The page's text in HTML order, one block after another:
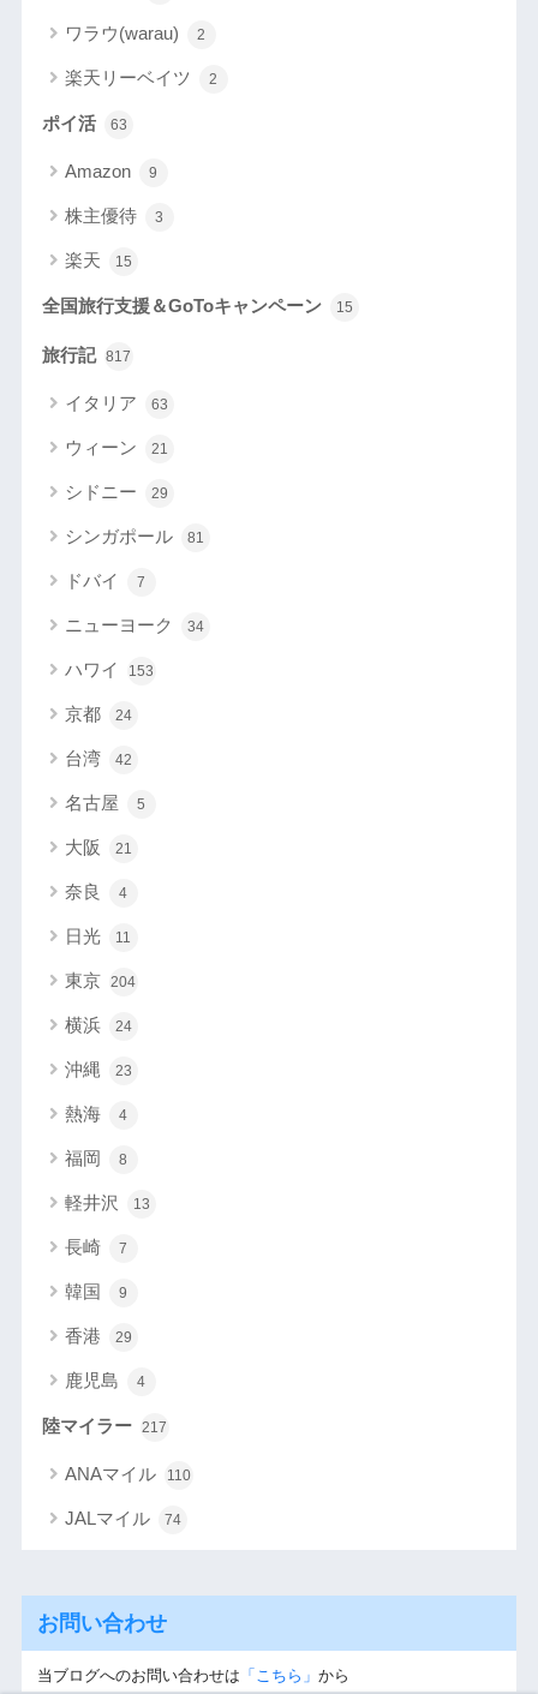
ワラウ(warau) 2
楽天リーベイツ 2
ポイ活 63
Amazon 9
株主優待 3
楽天 15
全国旅行支援＆GoToキャンペーン 15
旅行記 817
イタリア 63
ウィーン 21
シドニー 29
シンガポール 81
ドバイ 7
ニューヨーク 34
ハワイ 153
京都 24
台湾 42
名古屋 5
大阪 21
奈良 4
日光 11
東京 204
横浜 24
沖縄 23
熱海 4
福岡 8
軽井沢 13
長崎 7
韓国 9
香港 29
鹿児島 4
陸マイラー 217
ANAマイル 110
JALマイル 74
お問い合わせ
当ブログへのお問い合わせは 「こちら」 から